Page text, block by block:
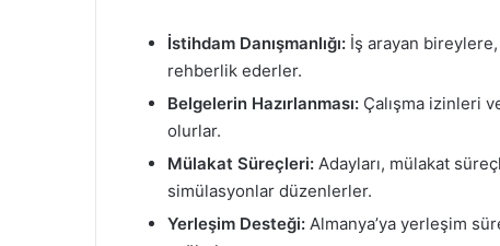
İstihdam Danışmanlığı: İş arayan
rehberlik ederler.
Belgelerin Hazırlanması: Çalışma izinleri
olurlar.
Mülakat Süreçleri: Adayları, mülakat
simülasyonlar düzenlerler.
Yerleşim Desteği: Almanya’ya yerleşim